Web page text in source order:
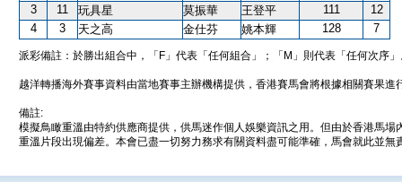
3
11 玩具星 莫振華 王登平 111
12
4
3 天之高 金仕芬 姚本輝 128 7
派彩備註：於勝出組合中，「F」代表「任何組合」；「M」則代表「任何次序
越洋轉播海外賽事資料由當地賽事主辦機構提供，香港賽馬會將根據相關賽果進
備註:
模擬鳥瞰重溫由特約供應商提供，供馬迷作個人娛樂資訊之用。但由於香港馬
重溫片段出現偏差。本會已盡一切努力務求有關資料盡可能準確，馬會就此並